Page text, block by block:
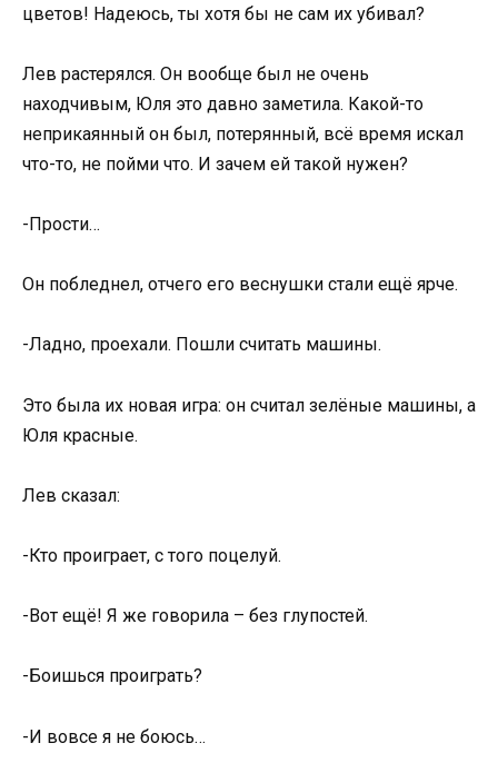
цветов! Надеюсь, ты хотя бы не сам их убивал?
Лев растерялся. Он вообще был не очень
находчивым, Юля это давно заметила. Какой-то
неприкаянный он был, потерянный, всё время искал
что-то, не пойми что. И зачем ей такой нужен?
-Прости…
Он побледнел, отчего его веснушки стали ещё ярче.
-Ладно, проехали. Пошли считать машины.
Это была их новая игра: он считал зелёные машины, а
Юля красные.
Лев сказал:
-Кто проиграет, с того поцелуй.
-Вот ещё! Я же говорила – без глупостей.
-Боишься проиграть?
-И вовсе я не боюсь…